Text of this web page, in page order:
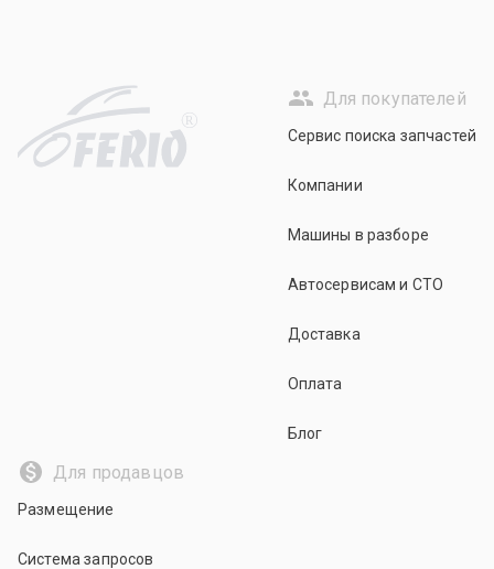
R
Для покупателей
Сервис поиска запчастей
Компании
Машины в разборе
Автосервисам и СТО
Доставка
Оплата
Блог
Для продавцов
Размещение
Система запросов